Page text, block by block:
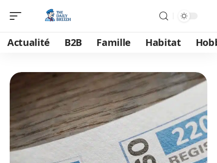
Actualité B2B Famille Habitat